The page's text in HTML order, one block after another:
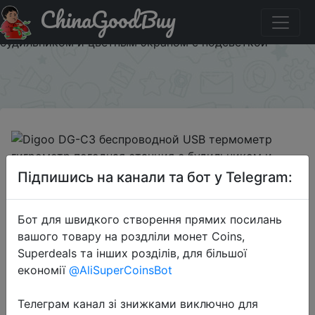
Купити по знижці DGC34 Digoo DG-C3 беспроводной
USB термометр гигрометр погодная станция с
будильником и цветным экраном с подсветкой
ChinaGoodBuy
2018-08-01
Digoo DG-C3 беспроводной USB
термометр гигрометр погодная
станция с будильником и цветным
экраном с подсветкой
$4.99
Підпишись на канали та бот у Telegram:
Бот для швидкого створення прямих посилань
вашого товару на роздліли монет Coins,
Superdeals та інших розділів, для більшої
економії @AliSuperCoinsBot
Телеграм канал зі знижками виключно для